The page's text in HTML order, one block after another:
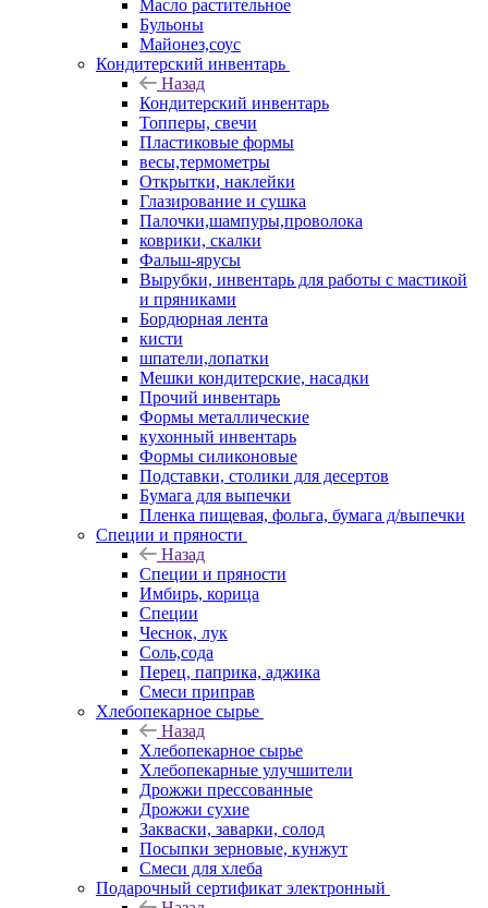
Масло растительное
Бульоны
Майонез,соус
Кондитерский инвентарь
Назад
Кондитерский инвентарь
Топперы, свечи
Пластиковые формы
весы,термометры
Открытки, наклейки
Глазирование и сушка
Палочки,шампуры,проволока
коврики, скалки
Фальш-ярусы
Вырубки, инвентарь для работы с мастикой
и пряниками
Бордюрная лента
кисти
шпатели,лопатки
Мешки кондитерские, насадки
Прочий инвентарь
Формы металлические
кухонный инвентарь
Формы силиконовые
Подставки, столики для десертов
Бумага для выпечки
Пленка пищевая, фольга, бумага д/выпечки
Специи и пряности
Назад
Специи и пряности
Имбирь, корица
Специи
Чеснок, лук
Соль,сода
Перец, паприка, аджика
Смеси приправ
Хлебопекарное сырье
Назад
Хлебопекарное сырье
Хлебопекарные улучшители
Дрожжи прессованные
Дрожжи сухие
Закваски, заварки, солод
Посыпки зерновые, кунжут
Смеси для хлеба
Подарочный сертификат электронный